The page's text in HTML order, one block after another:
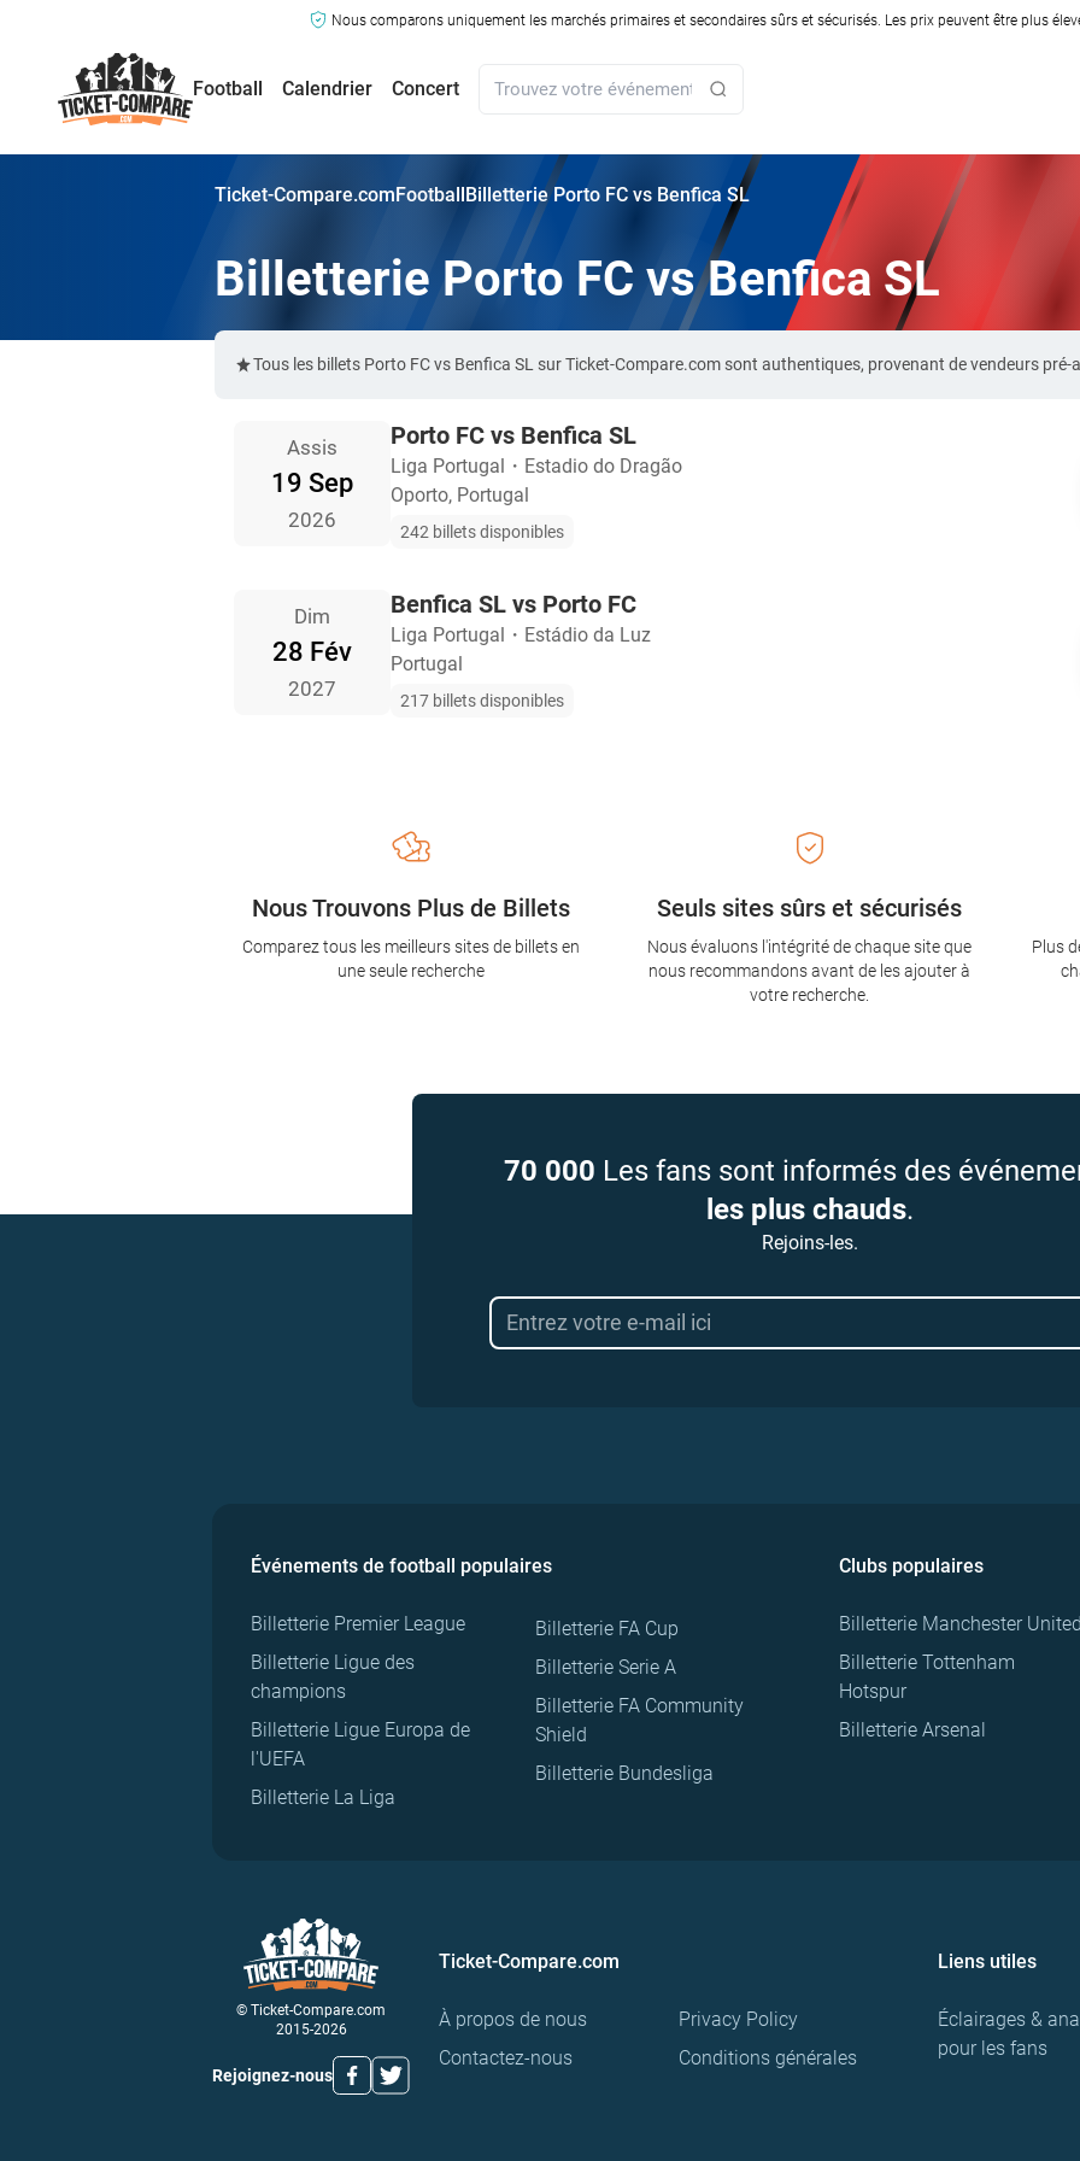
Nous comparons uniquement les marchés primaires et secondaires sûrs et sécurisés. Les prix peuvent être plus
Football Calendrier Concert
Ticket-Compare.comFootballBilletterie Porto FC vs Benfica SL
Billetterie Porto FC vs Benfica SL
Tous les billets Porto FC vs Benfica SL sur Ticket-Compare.com sont authentiques, provenant de vendeurs
Assis
19 Sep
2026
Porto FC vs Benfica SL
Liga Portugal ・ Estadio do Dragão
Oporto, Portugal
242 billets disponibles
Dim
28 Fév
2027
Benfica SL vs Porto FC
Liga Portugal ・ Estádio da Luz
Portugal
217 billets disponibles
Seuls sites sûrs et sécurisés
Nous évaluons l'intégrité de chaque site que
nous recommandons avant de les ajouter à
votre recherche.
Nous Trouvons Plus de Billets
Comparez tous les meilleurs sites de billets en
une seule recherche
Plus
70 000 Les fans sont informés des
les plus chauds.
Rejoins-les.
Événements de football populaires
Billetterie Premier League
Billetterie Ligue des
champions
Billetterie Ligue Europa de
l'UEFA
Billetterie La Liga
Billetterie FA Cup
Billetterie Serie A
Billetterie FA Community
Shield
Billetterie Bundesliga
Clubs populaires
Billetterie Manchester
Billetterie Tottenham
Hotspur
Billetterie Arsenal
© Ticket-Compare.com
2015-2026
Rejoignez-nous
Ticket-Compare.com
À propos de nous
Contactez-nous
Privacy Policy
Conditions générales
Liens utiles
Éclairages &
pour les fans